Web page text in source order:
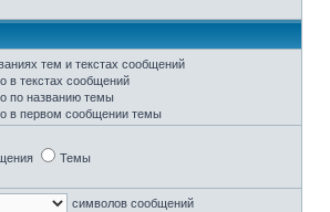
тем и текстах сообщений
в текстах сообщений
по названию темы
в первом сообщении темы
Темы
символов сообщений